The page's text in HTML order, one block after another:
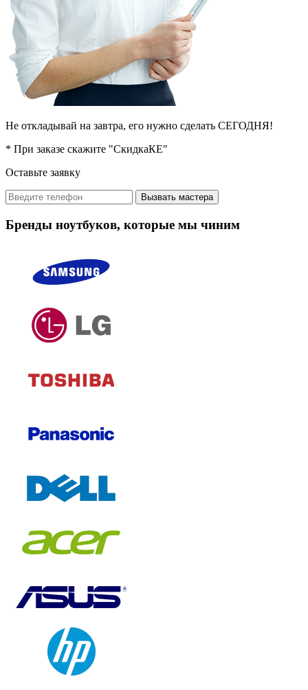
Не откладывай на завтра, его нужно сделать СЕГОДНЯ!
* При заказе скажите "СкидкаКЕ"
Оставьте заявку
Вызвать мастера
Бренды ноутбуков, которые мы чиним